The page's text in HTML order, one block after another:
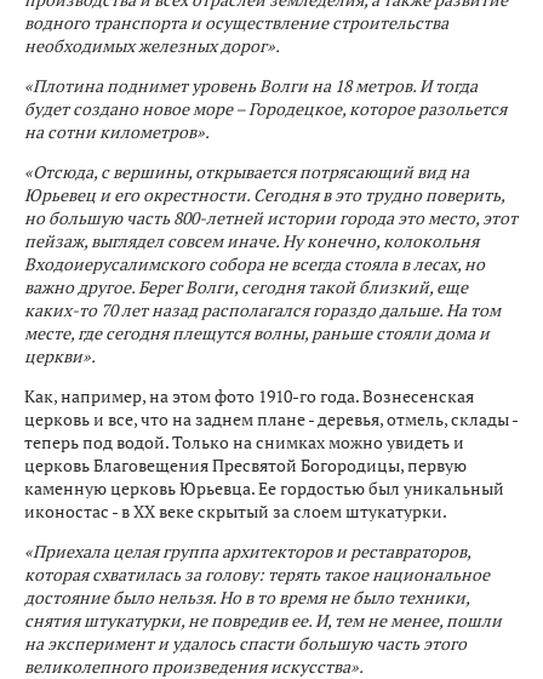
водного транспорта и осуществление строительства
необходимых железных дорог».
«Плотина поднимет уровень Волги на 18 метров. И тогда
будет создано новое море – Городецкое, которое разольется
на сотни километров».
«Отсюда, с вершины, открывается потрясающий вид на
Юрьевец и его окрестности. Сегодня в это трудно поверить,
но большую часть 800-летней истории города это место, этот
пейзаж, выглядел совсем иначе. Ну конечно, колокольня
Входоиерусалимского собора не всегда стояла в лесах, но
важно другое. Берег Волги, сегодня такой близкий, еще
каких-то 70 лет назад располагался гораздо дальше. На том
месте, где сегодня плещутся волны, раньше стояли дома и
церкви».
Как, например, на этом фото 1910-го года. Вознесенская
церковь и все, что на заднем плане - деревья, отмель, склады -
теперь под водой. Только на снимках можно увидеть и
церковь Благовещения Пресвятой Богородицы, первую
каменную церковь Юрьевца. Ее гордостью был уникальный
иконостас - в XX веке скрытый за слоем штукатурки.
«Приехала целая группа архитекторов и реставраторов,
которая схватилась за голову: терять такое национальное
достояние было нельзя. Но в то время не было техники,
снятия штукатурки, не повредив ее. И, тем не менее, пошли
на эксперимент и удалось спасти большую часть этого
великолепного произведения искусства».